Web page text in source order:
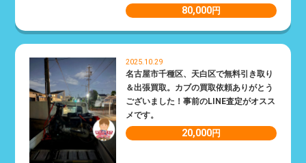
80,000円
2025.10.29
名古屋市千種区、天白区で無料引き取り
＆出張買取。カブの買取依頼ありがとう
ございました！事前のLINE査定がオスス
メです。
20,000円